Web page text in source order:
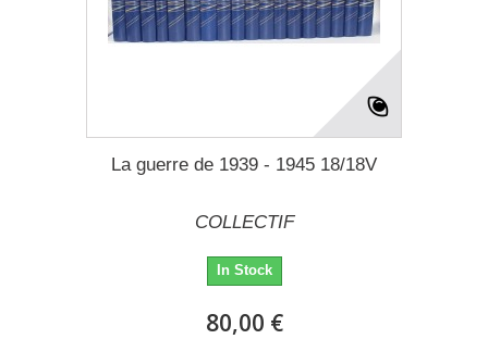
La guerre de 1939 - 1945 18/18V
COLLECTIF
In Stock
80,00 €